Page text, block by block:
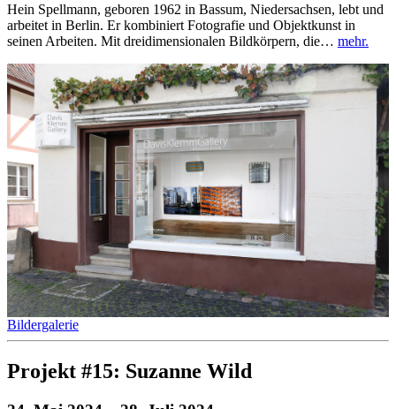
Hein Spellmann, geboren 1962 in Bassum, Niedersachsen, lebt und
arbeitet in Berlin. Er kombiniert Fotografie und Objektkunst in
seinen Arbeiten. Mit dreidimensionalen Bildkörpern, die… mehr.
Bildergalerie
Projekt #15: Suzanne Wild